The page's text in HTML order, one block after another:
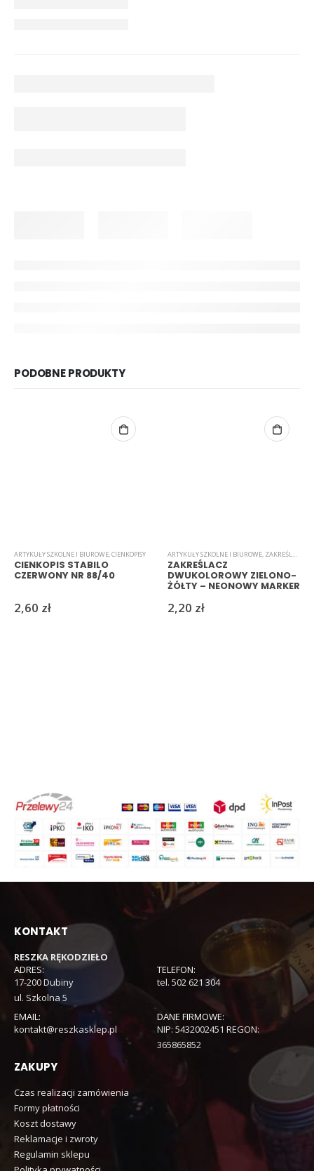
PODOBNE PRODUKTY
ARTYKUŁY SZKOLNE I BIUROWE,CIENKOPISY
CIENKOPIS STABILO
CZERWONY NR 88/40
2,60 zł
ARTYKUŁY SZKOLNE I BIUROWE, ZAKREŚLACZE
ZAKREŚLACZ
DWUKOLOROWY ZIELONO-
ŻÓŁTY – NEONOWY MARKER
2,20 zł
KONTAKT
RESZKA RĘKODZIEŁO
ADRES:
17-200 Dubiny
ul. Szkolna 5
TELEFON:
tel. 502 621 304
EMAIL:
kontakt@reszkasklep.pl
DANE FIRMOWE:
NIP: 5432002451 REGON:
365865852
ZAKUPY
Czas realizacji zamówienia
Formy płatności
Koszt dostawy
Reklamacje i zwroty
Regulamin sklepu